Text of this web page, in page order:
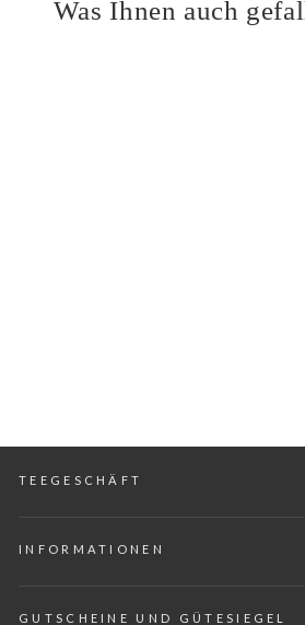
Was Ihnen auch
TEEGESCHÄFT
INFORMATIONEN
GUTSCHEINE UND GÜTESIEGEL